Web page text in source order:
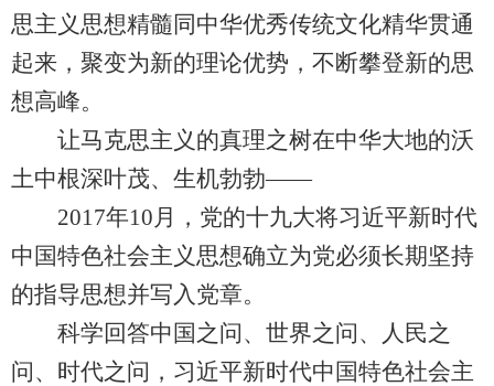
思主义思想精髓同中华优秀传统文化精华贯通
起来，聚变为新的理论优势，不断攀登新的思
想高峰。
让马克思主义的真理之树在中华大地的沃
土中根深叶茂、生机勃勃——
2017年10月，党的十九大将习近平新时代
中国特色社会主义思想确立为党必须长期坚持
的指导思想并写入党章。
科学回答中国之问、世界之问、人民之
问、时代之问，习近平新时代中国特色社会主